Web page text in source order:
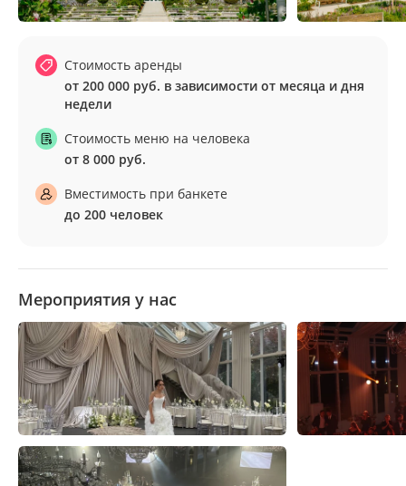
Стоимость аренды
от 200 000 руб. в зависимости от месяца и дня
недели
Стоимость меню на человека
от 8 000 руб.
Вместимость при банкете
до 200 человек
Мероприятия у нас